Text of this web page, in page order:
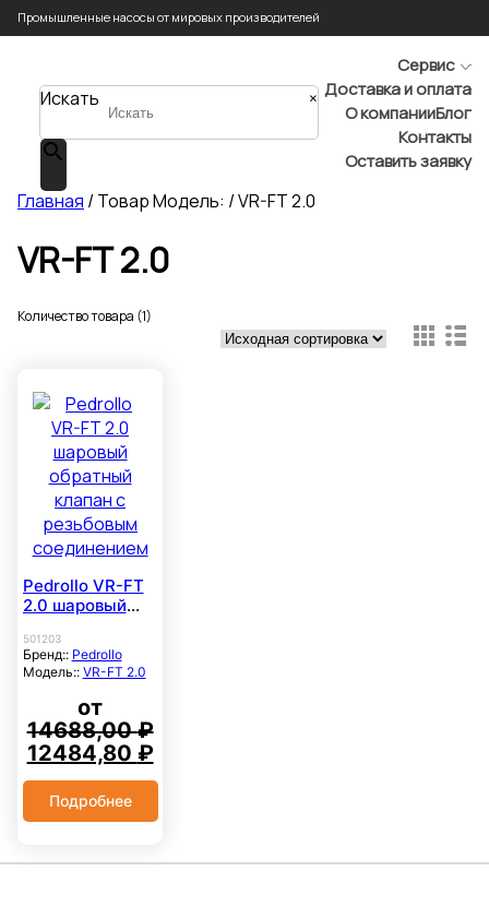
Промышленные насосы от мировых производителей
Искать ×
Сервис
Доставка и оплата
О компанииБлог
Контакты
Оставить заявку
Главная / Товар Модель: / VR-FT 2.0
VR-FT 2.0
Количество товара (1)
Pedrollo VR-FT
2.0 шаровый
клапан с
резьбовым
соединением
501203
Бренд:: Pedrollo
Модель:: VR-FT 2.0
от
14688,00₽
Первоначальная
цена
составляла
14688,00 ₽.
12484,80 ₽Текущая
цена:
Подробнее